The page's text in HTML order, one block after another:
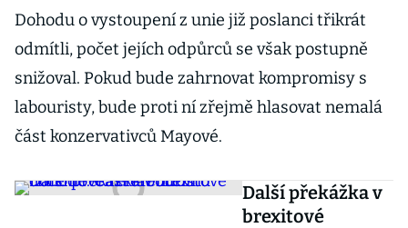
Dohodu o vystoupení z unie již poslanci třikrát
odmítli, počet jejích odpůrců se však postupně
snižoval. Pokud bude zahrnovat kompromisy s
labouristy, bude proti ní zřejmě hlasovat nemalá
část konzervativců Mayové.
Další překážka v
brexitové